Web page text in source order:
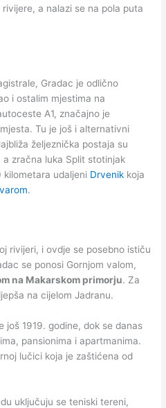
a nalazi se na pola puta
Gradac je odlično
i ostalim mjestima na
A1, značajno je
Tu je još i alternativni
željeznička postaja su
a zračna luka Split stotinjak
kilometara udaljeni Drvenik koja
.
rivijeri, i ovdje se posebno ističu
se ponosi Gornjom valom,
na Makarskom primorju. Za
na cijelom Jadranu.
još 1919. godine, dok se danas
pansionima i apartmanima.
lučici koja je zaštićena od
uključuju se teniski tereni,